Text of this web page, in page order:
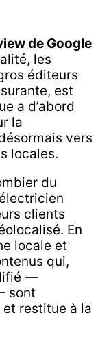
de Google
les
éditeurs
est
a d’abord
la
vers
locales.
du
clients
En
locale et
qui,
—
sont
et restitue à la